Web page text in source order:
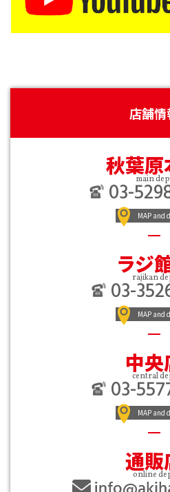
店舗情
秋葉原
main
03-
MAP and
ラジ
rajikan
03-
MAP and
中央
central
03-
MAP and
通販
online